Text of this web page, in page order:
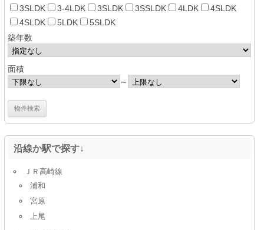
3SLDK
3-4LDK 3SLDK 3SSLDK 4LDK
4SLDK
4SLDK
5LDK
5SLDK
築年数
面積
～
沿線か駅で探す↓
ＪＲ高崎線
浦和
宮原
上尾